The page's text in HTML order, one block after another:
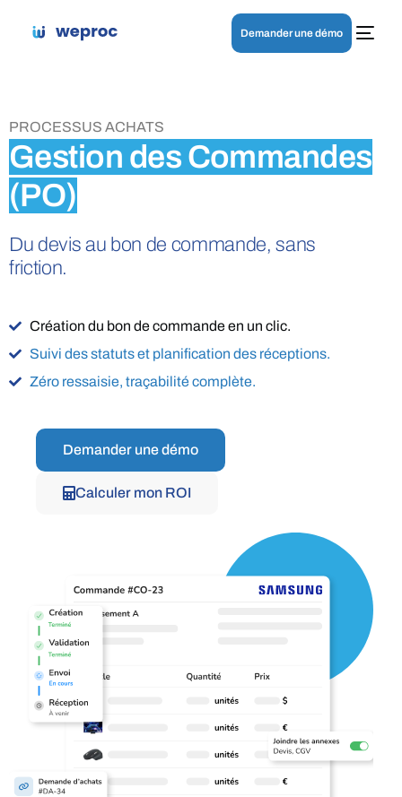
Demander une démo
PROCESSUS ACHATS
Gestion des Commandes
(PO)
Du devis au bon de commande, sans
friction.
Création du bon de commande en un clic.
Suivi des statuts et planification des réceptions.
Zéro ressaisie, traçabilité complète.
Demander une démo
Calculer mon ROI